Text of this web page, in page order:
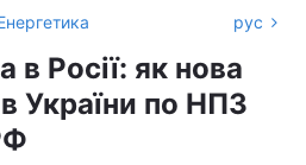
рус
в Росії: як нова
України по НПЗ